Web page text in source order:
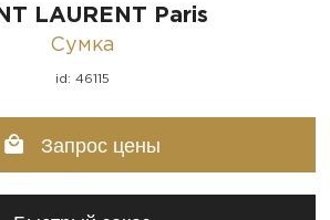
LAURENT Paris
Сумка
id: 46115
Запрос цены